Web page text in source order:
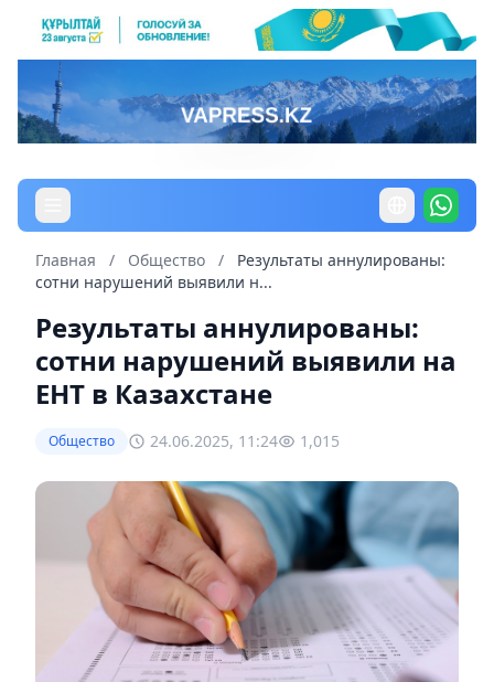
Главная / Общество /
Результаты аннулированы:
сотни нарушений выявили н...
Результаты аннулированы:
сотни нарушений выявили на
ЕНТ в Казахстане
Общество 24.06.2025, 11:24 1,015